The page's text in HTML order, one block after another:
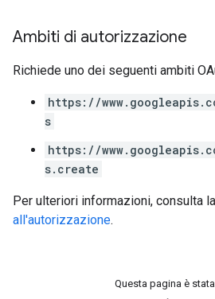
Ambiti di autorizzazione
Richiede uno dei seguenti ambiti
https://
s
https://
s.create
Per ulteriori informazioni, consulta la
all'autorizzazione.
Questa pagina è